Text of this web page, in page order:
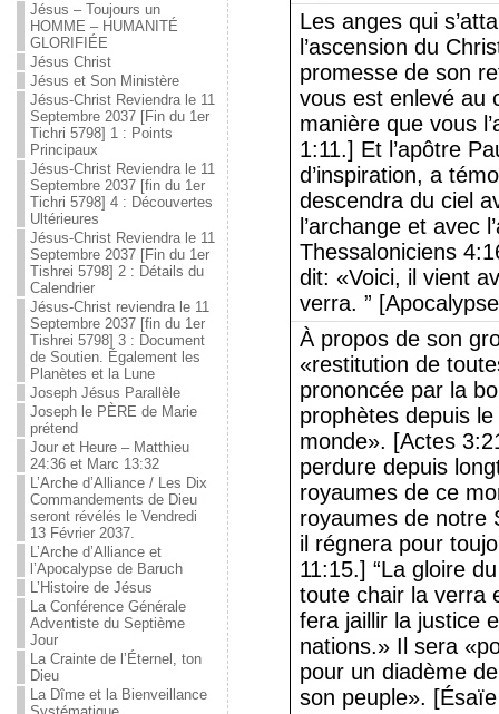
Jésus – Toujours un
HOMME – HUMANITÉ
GLORIFIÉE
Jésus Christ
Jésus et Son Ministère
Jésus-Christ Reviendra le 11
Septembre 2037 [Fin du 1er
Tichri 5798] 1 : Points
Principaux
Jésus-Christ Reviendra le 11
Septembre 2037 [fin du 1er
Tichri 5798] 4 : Découvertes
Ultérieures
Jésus-Christ Reviendra le 11
Septembre 2037 [Fin du 1er
Tishrei 5798] 2 : Détails du
Calendrier
Jésus-Christ reviendra le 11
Septembre 2037 [fin du 1er
Tishrei 5798] 3 : Document
de Soutien. Également les
Planètes et la Lune
Joseph Jésus Parallèle
Joseph le PÈRE de Marie
prétend
Jour et Heure – Matthieu
24:36 et Marc 13:32
L’Arche d’Alliance / Les Dix
Commandements de Dieu
seront révélés le Vendredi
13 Février 2037.
L’Arche d’Alliance et
l’Apocalypse de Baruch
L’Histoire de Jésus
La Conférence Générale
Adventiste du Septième
Jour
La Crainte de l’Éternel, ton
Dieu
La Dîme et la Bienveillance
Les anges qui
l’ascension du
promesse de son
vous est enlevé au
manière que vous
1:11.] Et l’apôtre
d’inspiration, a
descendra du ciel
l’archange et avec
Thessaloniciens
dit: «Voici, il vient
verra. ”
À propos de son
«restitution de
prononcée par la
prophètes depuis
monde». [Actes
perdure depuis
royaumes de ce
royaumes de notre
il régnera pour
11:15.] “La gloire
toute chair la verra
fera jaillir la justice
nations.» Il sera
pour un diadème
son peuple».